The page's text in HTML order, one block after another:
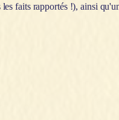
faits rapportés !), ainsi